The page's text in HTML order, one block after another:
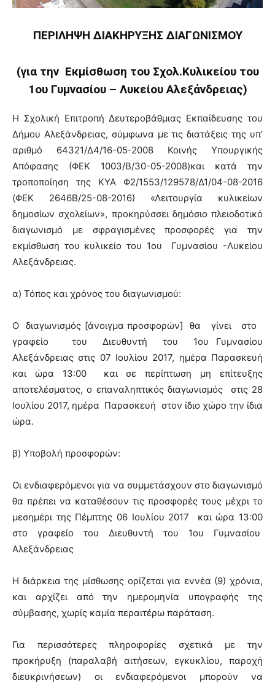
ΠΕΡΙΛΗΨΗ ΔΙΑΚΗΡΥΞΗΣ ΔΙΑΓΩΝΙΣΜΟΥ
(για την Εκμίσθωση του Σχολ.Κυλικείου του
1ου Γυμνασίου – Λυκείου Αλεξάνδρειας)
Η Σχολική Επιτροπή Δευτεροβάθμιας Εκπαίδευσης του
Δήμου Αλεξάνδρειας, σύμφωνα με τις διατάξεις της υπ’
αριθμό 64321/Δ4/16-05-2008 Κοινής Υπουργικής
Απόφασης (ΦΕΚ 1003/Β/30-05-2008)και κατά την
τροποποίηση της ΚΥΑ Φ2/1553/129578/Δ1/04-08-2016
(ΦΕΚ 2646Β/25-08-2016) «Λειτουργία κυλικείων
δημοσίων σχολείων», προκηρύσσει δημόσιο πλειοδοτικό
διαγωνισμό με σφραγισμένες προσφορές για την
εκμίσθωση του κυλικείο του 1ου Γυμνασίου -Λυκείου
Αλεξάνδρειας.
α) Τόπος και χρόνος του διαγωνισμού:
Ο διαγωνισμός [άνοιγμα προσφορών] θα γίνει στο
γραφείο του Διευθυντή του 1ου Γυμνασίου
Αλεξάνδρειας στις 07 Ιουλίου 2017, ημέρα Παρασκευή
και ώρα 13:00 και σε περίπτωση μη επίτευξης
αποτελέσματος, ο επαναληπτικός διαγωνισμός στις 28
Ιουλίου 2017, ημέρα Παρασκευή στον ίδιο χώρο την ίδια
ώρα.
β) Υποβολή προσφορών:
Οι ενδιαφερόμενοι για να συμμετάσχουν στο διαγωνισμό
θα πρέπει να καταθέσουν τις προσφορές τους μέχρι το
μεσημέρι της Πέμπτης 06 Ιουλίου 2017 και ώρα 13:00
στο γραφείο του Διευθυντή του 1ου Γυμνασίου
Αλεξάνδρειας
Η διάρκεια της μίσθωσης ορίζεται για εννέα (9) χρόνια,
και αρχίζει από την ημερομηνία υπογραφής της
σύμβασης, χωρίς καμία περαιτέρω παράταση.
Για περισσότερες πληροφορίες σχετικά με την
προκήρυξη (παραλαβή αιτήσεων, εγκυκλίου, παροχή
διευκρινήσεων) οι ενδιαφερόμενοι μπορούν να